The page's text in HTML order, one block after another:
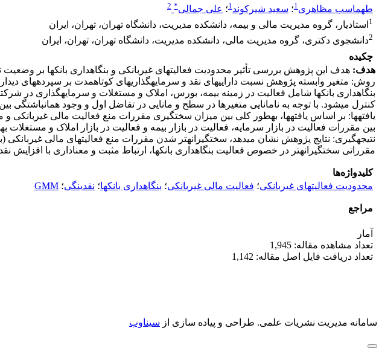
طهماسب مظاهری1؛ سعید شیرکوند1؛ علی جمالی*
2
1 استادیار، گروه مدیریت مالی و بیمه، دانشکده مدیریت، دانشگاه تهران، تهران، ایران
2دانشجوی دکتری، گروه مدیریت مالی، دانشکده مدیریت، دانشگاه تهران، تهران، ایران
چکیده
هدف: هدف این پژوهش بررسی تأثیر محدودیت فعالیت‎های غیر‎بانکی و بنگاه‎داری بانک‎ها بر وضعیت نقدینگی صنعت بانکداری در 107 کشور در حال توسعه در بازه زمانی سال 2000 تا 2012 است.
کنترل می‎شود. با توجه به نامانایی متغیرها در سطح و مانایی در تفاضل اول و وجود هم‎انباشتگی بین متغیرهای پژوهش، می‌توان از تحلیل پویای داده‎های تابلویی و روش GMM برای تحلیل داده‎ها استفاده کرد.
بین مقررات فعالیت در بازار سرمایه، فعالیت در بازار بیمه و فعالیت در بازار املاک و مستغلات به‎طور مجزا با نقدینگی بانک‎ها، رابطه معناداری مشاهده نشد.
مقرراتی سخت‎گیرانه‎تر در خصوص فعالیت بنگاه‎داری بانک‎ها، ارتباط مثبت و معناداری با افزایش نقدینگی دارد.
کلیدواژه‌ها
محدودیت فعالیت‎های غیربانکی
؛ فعالیت مالی غیربانکی؛ بنگاه‎داری بانک‎ها ؛ نقدینگی؛ GMM
مراجع
آمار
تعداد مشاهده مقاله: 1,945
تعداد دریافت فایل اصل مقاله: 1,142
سامانه مدیریت نشریات علمی. طراحی و پیاده سازی از سیناوب